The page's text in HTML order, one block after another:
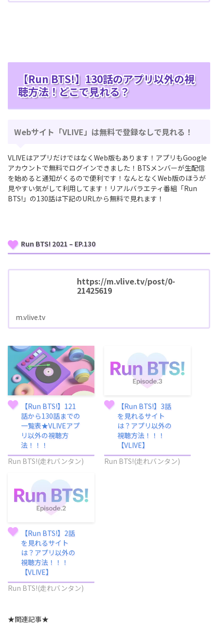
【Run BTS!】130話のアプリ以外の視
聴方法！どこで見れる？
Webサイト「VLIVE」は無料で登録なしで見れる！
VLIVEはアプリだけではなくWeb版もあります！アプリもGoogle
アカウントで無料でログインできました！BTSメンバーが生配信
を始めると通知がくるので便利です！なんとなくWeb版のほうが
見やすい気がして利用してます！リアルバラエティ番組「Run
BTS!」の130話は下記のURLから無料で見れます！
Run BTS! 2021 – EP.130
https://m.vlive.tv/post/0-
21425619
m.vlive.tv
【Run BTS!】121
話から130話までの
一覧表★VLIVEアプ
リ以外の視聴方
法！！！
Run BTS!(走れバンタン)
【Run BTS!】3話
を見れるサイト
は？アプリ以外の
視聴方法！！！
【VLIVE】
Run BTS!(走れバンタン)
【Run BTS!】2話
を見れるサイト
は？アプリ以外の
視聴方法！！！
【VLIVE】
Run BTS!(走れバンタン)
★関連記事★